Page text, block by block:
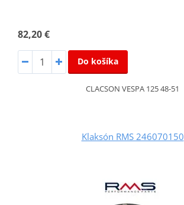
82,20 €
Do košíka
CLACSON VESPA 125 48-51
Klaksón RMS 246070150